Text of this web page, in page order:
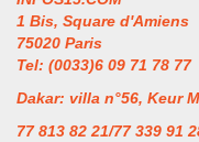
1 Bis, Square d'Amiens
75020 Paris
Tel: (0033)6 09 71 78 77
Dakar: villa n°56, Keur
77 813 82 21/77 339 91